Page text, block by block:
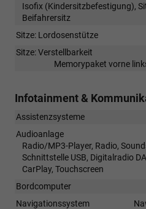
Isofix (Kindersitzbefestigung),
Beifahrersitz
Sitze: Lordosenstütze
Sitze: Verstellbarkeit
Memorypaket vorne
Infotainment &
Assistenzsysteme
Audioanlage
Radio/MP3-Player, Radio,
Schnittstelle USB, Digitalradio
CarPlay, Touchscreen
Bordcomputer
Navigationssystem